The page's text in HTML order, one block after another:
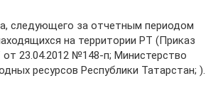
следующего за отчетным периодом
на территории РТ (Приказ
23.04.2012 №148-п; Министерство
ресурсов Республики Татарстан; ).